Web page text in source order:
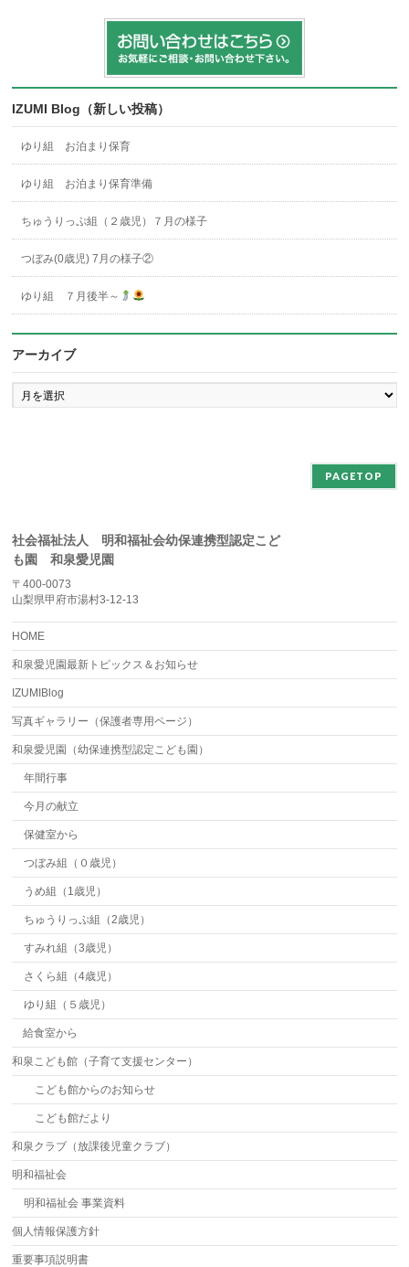
IZUMI Blog（新しい投稿）
ゆり組 お泊まり保育
ゆり組 お泊まり保育準備
ちゅうりっぷ組（２歳児）７月の様子
つぼみ(0歳児) 7月の様子②
ゆり組 ７月後半～
アーカイブ
ア
ー
PAGETOP
社会福祉法人 明和福祉会幼保連携型認定こど
も園 和泉愛児園
〒400-0073
山梨県甲府市湯村3-12-13
HOME
和泉愛児園最新トピックス＆お知らせ
IZUMIBlog
写真ギャラリー（保護者専用ページ）
和泉愛児園（幼保連携型認定こども園）
年間行事
今月の献立
保健室から
つぼみ組（０歳児）
うめ組（1歳児）
ちゅうりっぷ組（2歳児）
すみれ組（3歳児）
さくら組（4歳児）
ゆり組（５歳児）
給食室から
和泉こども館（子育て支援センター）
こども館からのお知らせ
こども館だより
和泉クラブ（放課後児童クラブ）
明和福祉会
明和福祉会 事業資料
個人情報保護方針
重要事項説明書